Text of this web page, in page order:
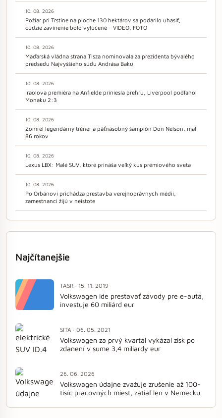
10. 08. 2026
Požiar pri Trstíne na ploche 130 hektárov sa podarilo uhasiť,
cudzie zavinenie bolo vylúčené – VIDEO, FOTO
10. 08. 2026
Maďarská vládna strana Tisza nominovala za prezidenta bývalého
predsedu Najvyššieho súdu Andrása Baku
10. 08. 2026
Iraolova premiéra na Anfielde priniesla prehru, Liverpool podľahol
Monaku 2:3
10. 08. 2026
Zomrel legendárny tréner a päťnásobný šampión Don Nelson, mal
86 rokov
10. 08. 2026
Lexus LBX: Malé SUV, ktoré prináša veľký kus prémiového sveta
10. 08. 2026
Po Orbánovi prichádza prestavba verejnoprávnych médií,
zamestnanci žijú v neistote
Najčítanejšie
TASR · 15. 11. 2019
Volkswagen ide prestavať závody pre e-autá,
investuje 60 miliárd eur
SITA · 06. 05. 2021
Volkswagen za prvý kvartál vykázal zisk po
zdanení v sume 3,4 miliardy eur
26. 06. 2026
Volkswagen údajne zvažuje zrušenie až 100-
tisíc pracovných miest, zatiaľ len v Nemecku